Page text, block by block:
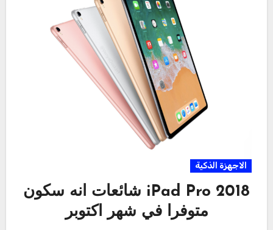
الاجهزة الذكية
iPad Pro 2018 شائعات انه سكون
متوفرا في شهر اكتوبر